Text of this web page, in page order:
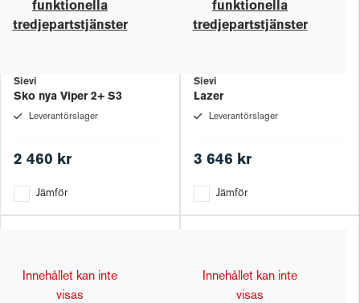
funktionella
tredjepartstjänster
Sievi
Sko nya Viper 2+ S3
Leverantörslager
2 460 kr
Jämför
funktionella
tredjepartstjänster
Sievi
Lazer
Leverantörslager
3 646 kr
Jämför
Innehållet kan inte
visas
Innehållet kan inte
visas